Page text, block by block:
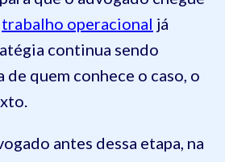
trabalho operacional já
continua sendo
de quem conhece o caso, o
antes dessa etapa, na